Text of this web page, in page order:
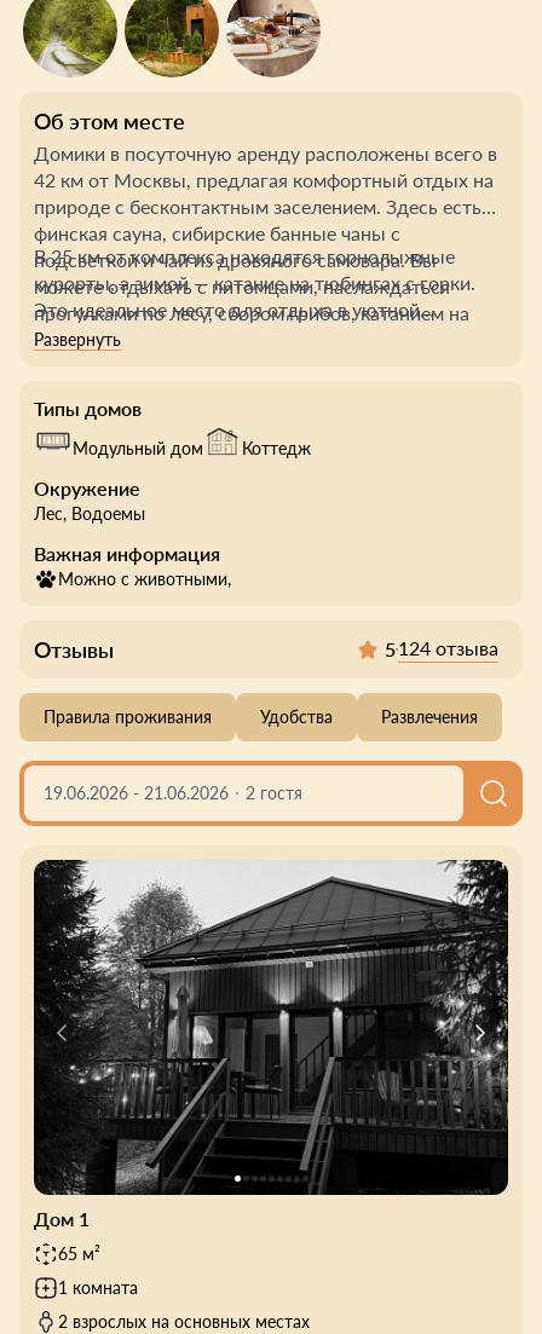
Об этом месте
Домики в посуточную аренду расположены всего в
42 км от Москвы, предлагая комфортный отдых на
природе с бесконтактным заселением. Здесь есть
финская сауна, сибирские банные чаны с
подсветкой и чай из дровяного самовара. Вы
можете отдыхать с питомцами, наслаждаться
прогулками по лесу, сбором грибов, катанием на
SUP-доске по реке Яхрома.
В 25 км от комплекса находятся горнолыжные
курорты, а зимой — катание на тюбингах с горки.
Это идеальное место для отдыха в уютной
атмосфере русской природы.
Типы домов
Модульный дом Коттедж
Окружение
Лес, Водоемы
Важная информация
Можно с животными,
Отзывы 5124 отзыва
Правила проживания Удобства Развлечения
19.06.2026 - 21.06.2026 2 гостя
Дом 1
65 м²
1 комната
2 взрослых на основных местах